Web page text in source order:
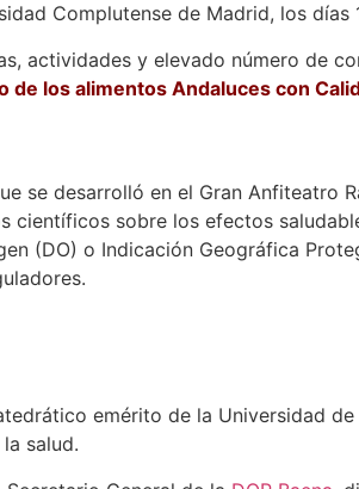
Complutense de Madrid, los días
actividades y elevado número de
de los alimentos Andaluces con
se desarrolló en el Gran Anfiteatro
científicos sobre los efectos
(DO) o Indicación Geográfica
emérito de la Universidad
salud.